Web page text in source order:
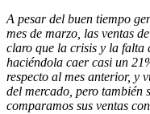
A pesar del buen tiempo
mes de marzo, las ventas
claro que la crisis y la falta
haciéndola caer casi un
respecto al mes anterior, y
del mercado, pero también
comparamos sus ventas